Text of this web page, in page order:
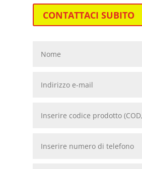
CONTATTACI SUBITO